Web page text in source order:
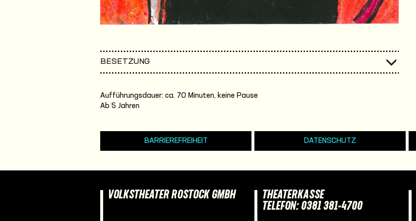
BESETZUNG
Aufführungsdauer: ca. 70 Minuten, keine Pause
Ab 5 Jahren
BARRIEREFREIHEIT DATENSCHUTZ
VOLKSTHEATER ROSTOCK GMBH
THEATERKASSE
TELEFON: 0381 381-4700